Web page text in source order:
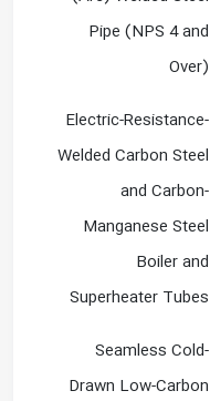
Pipe (NPS 4 and
Over)
Electric-Resistance-
Welded Carbon Steel
and Carbon-
Manganese Steel
Boiler and
Superheater Tubes
Seamless Cold-
Drawn Low-Carbon